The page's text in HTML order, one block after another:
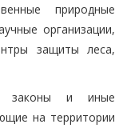
природные
организации,
защиты леса,
законы и иные
на территории